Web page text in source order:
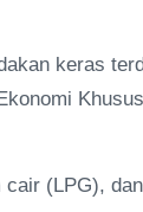
keras
Khusus
(LPG),